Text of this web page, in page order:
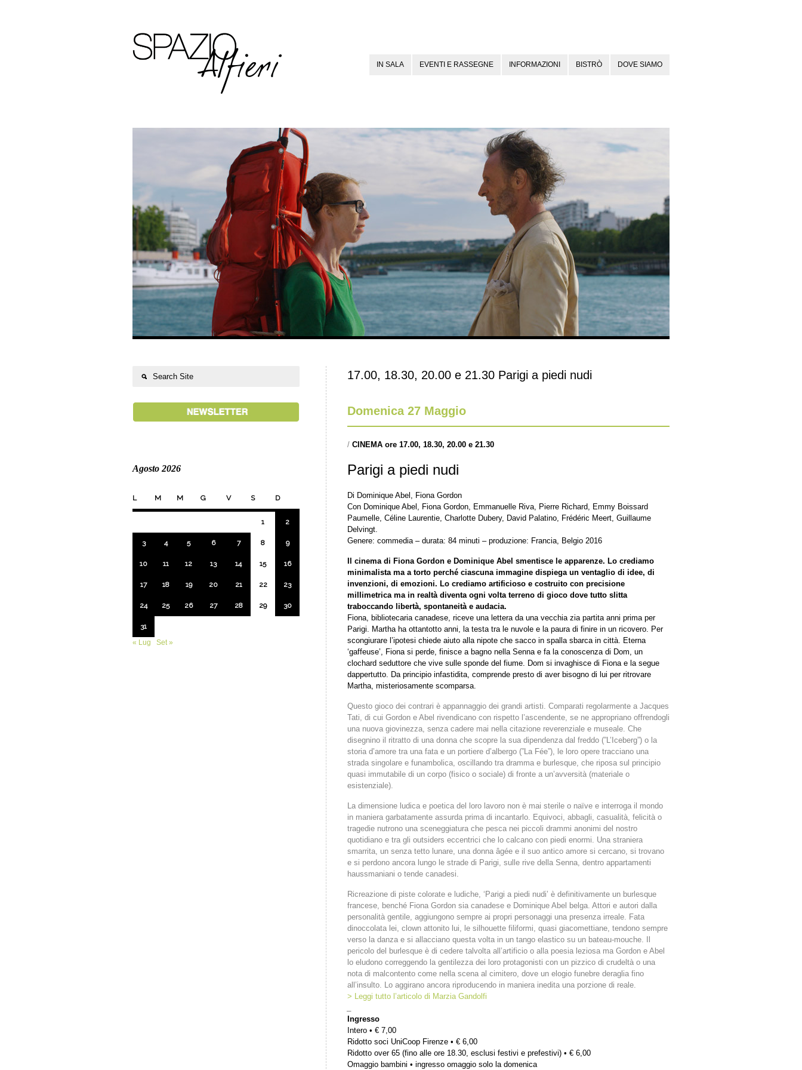
IN SALA EVENTI E RASSEGNE INFORMAZIONI BISTRÒ DOVE SIAMO
17.00, 18.30, 20.00 e 21.30 Parigi a piedi nudi
Domenica 27 Maggio
/ CINEMA ore 17.00, 18.30, 20.00 e 21.30
Parigi a piedi nudi
Di Dominique Abel, Fiona Gordon
Con Dominique Abel, Fiona Gordon, Emmanuelle Riva, Pierre Richard, Emmy Boissard
Paumelle, Céline Laurentie, Charlotte Dubery, David Palatino, Frédéric Meert, Guillaume
Delvingt.
Genere: commedia – durata: 84 minuti – produzione: Francia, Belgio 2016
Il cinema di Fiona Gordon e Dominique Abel smentisce le apparenze. Lo crediamo
minimalista ma a torto perché ciascuna immagine dispiega un ventaglio di idee, di
invenzioni, di emozioni. Lo crediamo artificioso e costruito con precisione
millimetrica ma in realtà diventa ogni volta terreno di gioco dove tutto slitta
traboccando libertà, spontaneità e audacia.
Fiona, bibliotecaria canadese, riceve una lettera da una vecchia zia partita anni prima per
Parigi. Martha ha ottantotto anni, la testa tra le nuvole e la paura di finire in un ricovero. Per
scongiurare l’ipotesi chiede aiuto alla nipote che sacco in spalla sbarca in città. Eterna
‘gaffeuse’, Fiona si perde, finisce a bagno nella Senna e fa la conoscenza di Dom, un
clochard seduttore che vive sulle sponde del fiume. Dom si invaghisce di Fiona e la segue
dappertutto. Da principio infastidita, comprende presto di aver bisogno di lui per ritrovare
Martha, misteriosamente scomparsa.
Questo gioco dei contrari è appannaggio dei grandi artisti. Comparati regolarmente a Jacques
Tati, di cui Gordon e Abel rivendicano con rispetto l’ascendente, se ne appropriano offrendogli
una nuova giovinezza, senza cadere mai nella citazione reverenziale e museale. Che
disegnino il ritratto di una donna che scopre la sua dipendenza dal freddo (”L’Iceberg”) o la
storia d’amore tra una fata e un portiere d’albergo (”La Fée”), le loro opere tracciano una
strada singolare e funambolica, oscillando tra dramma e burlesque, che riposa sul principio
quasi immutabile di un corpo (fisico o sociale) di fronte a un’avversità (materiale o
esistenziale).
La dimensione ludica e poetica del loro lavoro non è mai sterile o naïve e interroga il mondo
in maniera garbatamente assurda prima di incantarlo. Equivoci, abbagli, casualità, felicità o
tragedie nutrono una sceneggiatura che pesca nei piccoli drammi anonimi del nostro
quotidiano e tra gli outsiders eccentrici che lo calcano con piedi enormi. Una straniera
smarrita, un senza tetto lunare, una donna âgée e il suo antico amore si cercano, si trovano
e si perdono ancora lungo le strade di Parigi, sulle rive della Senna, dentro appartamenti
haussmaniani o tende canadesi.
Ricreazione di piste colorate e ludiche, ‘Parigi a piedi nudi’ è definitivamente un burlesque
francese, benché Fiona Gordon sia canadese e Dominique Abel belga. Attori e autori dalla
personalità gentile, aggiungono sempre ai propri personaggi una presenza irreale. Fata
dinoccolata lei, clown attonito lui, le silhouette filiformi, quasi giacomettiane, tendono sempre
verso la danza e si allacciano questa volta in un tango elastico su un bateau-mouche. Il
pericolo del burlesque è di cedere talvolta all’artificio o alla poesia leziosa ma Gordon e Abel
lo eludono correggendo la gentilezza dei loro protagonisti con un pizzico di crudeltà o una
nota di malcontento come nella scena al cimitero, dove un elogio funebre deraglia fino
all’insulto. Lo aggirano ancora riproducendo in maniera inedita una porzione di reale.
> Leggi tutto l’articolo di Marzia Gandolfi
Ingresso
Intero • € 7,00
Ridotto soci UniCoop Firenze • € 6,00
Ridotto over 65 (fino alle ore 18.30, esclusi festivi e prefestivi) • € 6,00
Omaggio bambini • ingresso omaggio solo la domenica
Agosto 2026
L M M G V S D
1 2
3 4 5 6 7 8 9
10 11 12 13 14 15 16
17 18 19 20 21 22 23
24 25 26 27 28 29 30
31
« Lug
Set »